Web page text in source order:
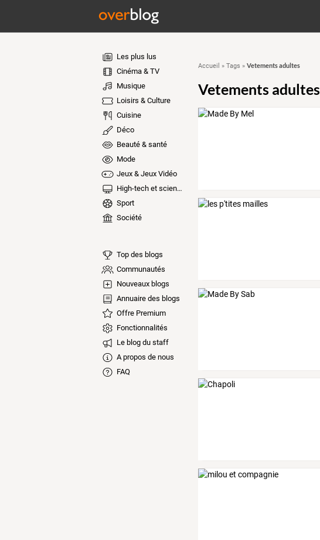
Les plus lus
Cinéma & TV
Musique
Loisirs & Culture
Cuisine
Déco
Beauté & santé
Mode
Jeux & Jeux Vidéo
High-tech et sciences
Sport
Société
Top des blogs
Communautés
Nouveaux blogs
Annuaire des blogs
Offre Premium
Fonctionnalités
Le blog du staff
A propos de nous
FAQ
Accueil » Tags » Vetements adultes
Vetements adultes